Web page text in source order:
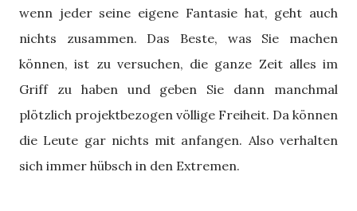
wenn jeder seine eigene Fantasie hat, geht auch
nichts zusammen. Das Beste, was Sie machen
können, ist zu versuchen, die ganze Zeit alles im
Griff zu haben und geben Sie dann manchmal
plötzlich projektbezogen völlige Freiheit. Da können
die Leute gar nichts mit anfangen. Also verhalten
sich immer hübsch in den Extremen.